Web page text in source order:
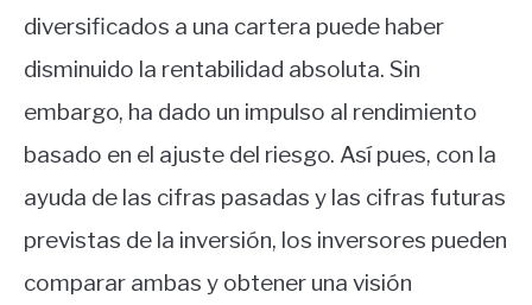
diversificados a una cartera puede haber
disminuido la rentabilidad absoluta. Sin
embargo, ha dado un impulso al rendimiento
basado en el ajuste del riesgo. Así pues, con la
ayuda de las cifras pasadas y las cifras futuras
previstas de la inversión, los inversores pueden
comparar ambas y obtener una visión